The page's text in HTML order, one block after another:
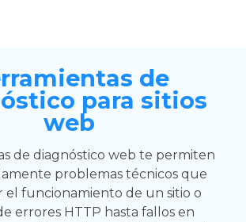
de
para sitios
web
de diagnóstico web te permiten
problemas técnicos que
el funcionamiento de un sitio o
errores HTTP hasta fallos en